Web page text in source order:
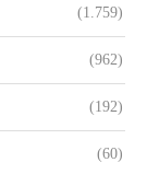
(1.759)
(962)
(192)
(60)